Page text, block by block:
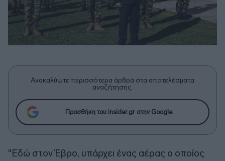
Ανακαλύψτε περισσότερα άρθρα στα αποτελέσματα
αναζήτησης.
Προσθήκη του insider.gr στην Google
"Εδώ στον Έβρο, υπάρχει ένας αέρας ο οποίος